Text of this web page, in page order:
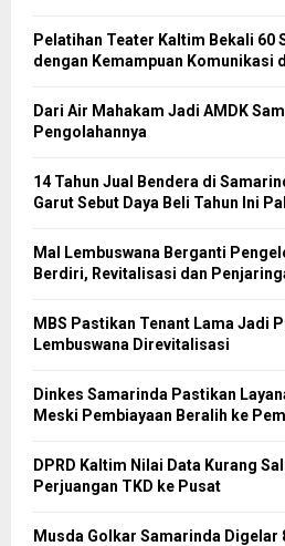
Pelatihan Teater Kaltim Bekali 60
dengan Kemampuan Komunikasi
Dari Air Mahakam Jadi AMDK
Pengolahannya
14 Tahun Jual Bendera di
Garut Sebut Daya Beli Tahun Ini
Mal Lembuswana Berganti
Berdiri, Revitalisasi dan
MBS Pastikan Tenant Lama Jadi
Lembuswana Direvitalisasi
Dinkes Samarinda Pastikan
Meski Pembiayaan Beralih ke
DPRD Kaltim Nilai Data Kurang
Perjuangan TKD ke Pusat
Musda Golkar Samarinda Digelar